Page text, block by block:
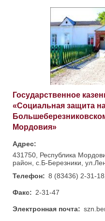
Государственное
«Социальная защита
Мордовия»
Адрес:
431750, Республика
район, с.Б-Березники,
Телефон: 8 (83436) 2-31-
Факс: 2-31-47
Электронная почта: